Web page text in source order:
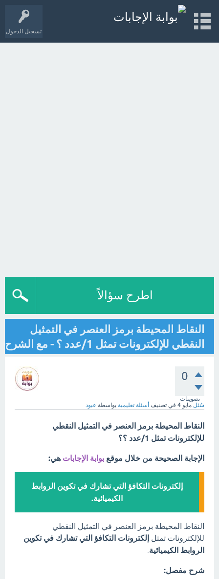
تسجيل الدخول
اطرح سؤالاً
النقاط المحيطة برمز العنصر في التمثيل
النقطي للإلكترونات تمثل 1/عدد ؟ - مع الشرح
0
تصويتات
سُئل مايو 4 في تصنيف أسئلة تعليمية بواسطة عبود
النقاط المحيطة برمز العنصر في التمثيل النقطي
للإلكترونات تمثل 1/عدد ؟؟
الإجابة الصحيحة من خلال موقع بوابة الإجابات هي:
إلكترونات التكافؤ التي تشارك في تكوين الروابط
الكيميائية.
النقاط المحيطة برمز العنصر في التمثيل النقطي
للإلكترونات تمثل إلكترونات التكافؤ التي تشارك في تكوين
الروابط الكيميائية
شرح مفصل: